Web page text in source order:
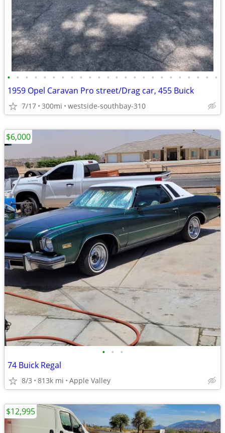
• • • • • • • • • • • • • • • • • • • • • • • •
1959 Opel Caravan Pro street/Drag car, 455 Buick
7/17 300mi westside-southbay-310
• • •
74 Buick Regal
8/3 813k mi Apple Valley
$6,000
$12,995